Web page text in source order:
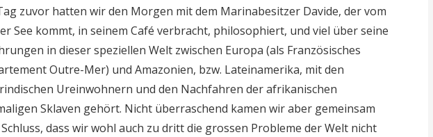
zuvor hatten wir den Morgen mit dem Marinabesitzer Davide, der vom
See kommt, in seinem Café verbracht, philosophiert, und viel über seine
in dieser speziellen Welt zwischen Europa (als Französisches
Outre-Mer) und Amazonien, bzw. Lateinamerika, mit den
Ureinwohnern und den Nachfahren der afrikanischen
Sklaven gehört. Nicht überraschend kamen wir aber gemeinsam
dass wir wohl auch zu dritt die grossen Probleme der Welt nicht